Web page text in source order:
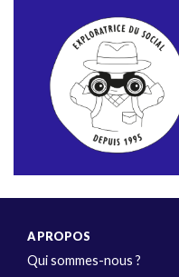
A PROPOS
Qui sommes-nous ?